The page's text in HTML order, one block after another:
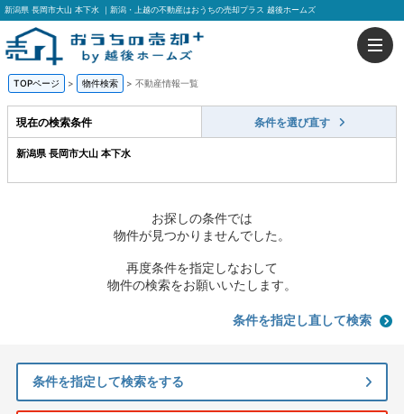
新潟県 長岡市大山 本下水 ｜新潟・上越の不動産はおうちの売却プラス 越後ホームズ
TOPページ > 物件検索 > 不動産情報一覧
現在の検索条件 条件を選び直す
新潟県 長岡市大山 本下水
お探しの条件では
物件が見つかりませんでした。
再度条件を指定しなおして
物件の検索をお願いいたします。
条件を指定し直して検索
条件を指定して検索をする